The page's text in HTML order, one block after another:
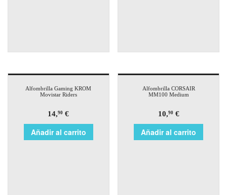
Alfombrilla Gaming KROM
Movistar Riders
14,90 €
Añadir al carrito
Alfombrilla CORSAIR
MM100 Medium
10,90€
Añadir al carrito